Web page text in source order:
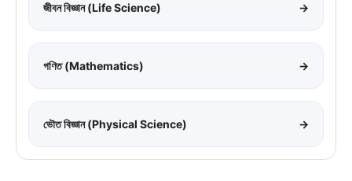
জীবন বিজ্ঞান (Life Science) →
গণিত (Mathematics) →
ভৌত বিজ্ঞান (Physical Science) →